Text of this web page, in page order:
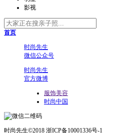
影视
首页
时尚先生
微信公众号
时尚先生
官方微博
服饰美容
时尚中国
时尚先生©2018 浙ICP备10001336号-1